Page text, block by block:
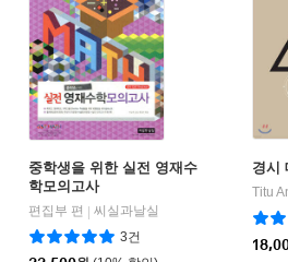
중학생을 위한 실전 영재수
학모의고사
편집부 편
씨실과날실
3건
경시